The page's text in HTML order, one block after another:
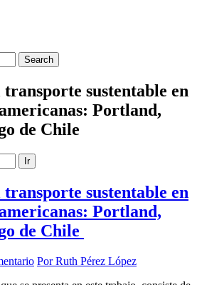
sustentable en
Portland,
de Chile
Ir
sustentable en
Portland,
de Chile
Por Ruth Pérez López